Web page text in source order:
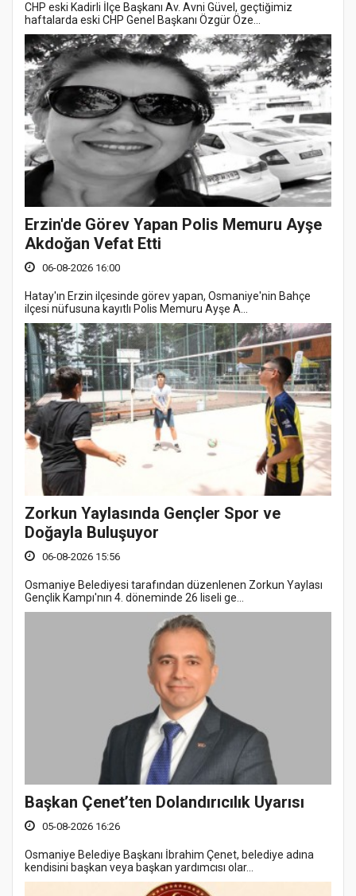
CHP eski Kadirli İlçe Başkanı Av. Avni Güvel, geçtiğimiz
haftalarda eski CHP Genel Başkanı Özgür Öze...
Erzin'de Görev Yapan Polis Memuru Ayşe
Akdoğan Vefat Etti
06-08-2026 16:00
Hatay'ın Erzin ilçesinde görev yapan, Osmaniye'nin Bahçe
ilçesi nüfusuna kayıtlı Polis Memuru Ayşe A...
Zorkun Yaylasında Gençler Spor ve
Doğayla Buluşuyor
06-08-2026 15:56
Osmaniye Belediyesi tarafından düzenlenen Zorkun Yaylası
Gençlik Kampı'nın 4. döneminde 26 liseli ge...
Başkan Çenet’ten Dolandırıcılık Uyarısı
05-08-2026 16:26
Osmaniye Belediye Başkanı İbrahim Çenet, belediye adına
kendisini başkan veya başkan yardımcısı olar...